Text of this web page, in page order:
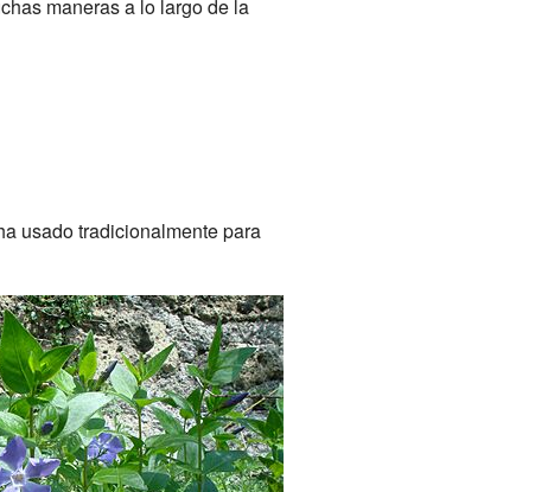
maneras a lo largo de la
usado tradicionalmente para